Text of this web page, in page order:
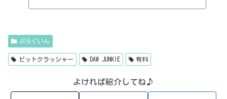
ップ...
ぷらぐいん
ビットクラッシャー DAW JUNKIE 有料
よければ紹介してね♪